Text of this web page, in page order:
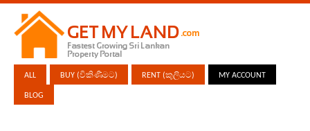
ALL BUY (විකිණීමට) RENT (කුලියට) MY ACCOUNT
BLOG